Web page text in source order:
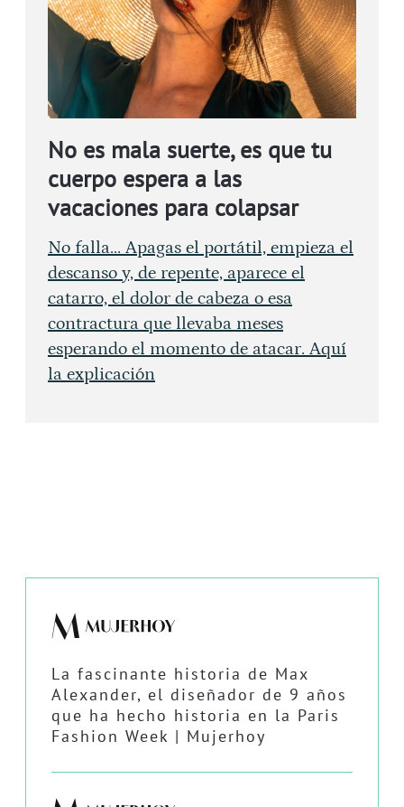
No es mala suerte, es que tu
cuerpo espera a las
vacaciones para colapsar
No falla... Apagas el portátil, empieza el
descanso y, de repente, aparece el
catarro, el dolor de cabeza o esa
contractura que llevaba meses
esperando el momento de atacar. Aquí
la explicación
La fascinante historia de Max
Alexander, el diseñador de 9 años
que ha hecho historia en la Paris
Fashion Week | Mujerhoy